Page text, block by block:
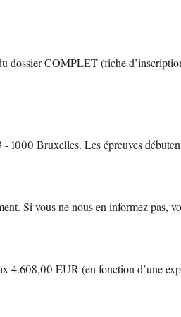
dossier COMPLET (fiche
1000 Bruxelles. Les épreuves
Si vous ne nous en informez pas,
4.608,00 EUR (en fonction d’une